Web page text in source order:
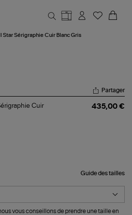
Star Sérigraphie Cuir Blanc Gris
Partager
Cuir
435,00 €
Guide des tailles
vous conseillons de prendre une taille en